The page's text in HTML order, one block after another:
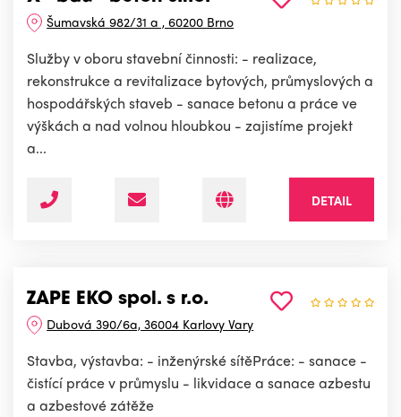
Šumavská 982/31 a , 60200 Brno
Služby v oboru stavební činnosti: - realizace,
rekonstrukce a revitalizace bytových, průmyslových a
hospodářských staveb - sanace betonu a práce ve
výškách a nad volnou hloubkou - zajistíme projekt
a...
DETAIL
ZAPE EKO spol. s r.o.
Dubová 390/6a, 36004 Karlovy Vary
Stavba, výstavba: - inženýrské sítěPráce: - sanace -
čistící práce v průmyslu - likvidace a sanace azbestu
a azbestové zátěže